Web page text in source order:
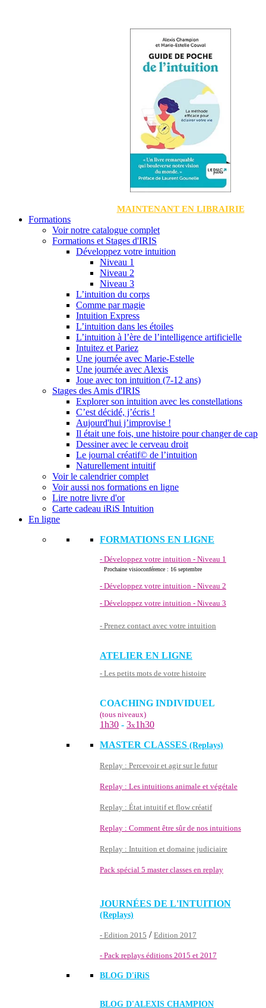
MAINTENANT EN LIBRAIRIE
Formations
Voir notre catalogue complet
Formations et Stages d'IRIS
Développez votre intuition
Niveau 1
Niveau 2
Niveau 3
L’intuition du corps
Comme par magie
Intuition Express
L’intuition dans les étoiles
L’intuition à l’ère de l’intelligence artificielle
Intuitez et Pariez
Une journée avec Marie-Estelle
Une journée avec Alexis
Joue avec ton intuition (7-12 ans)
Stages des Amis d'IRIS
Explorer son intuition avec les constellations
C’est décidé, j’écris !
Aujourd'hui j’improvise !
Il était une fois, une histoire pour changer de cap
Dessiner avec le cerveau droit
Le journal créatif© de l’intuition
Naturellement intuitif
Voir le calendrier complet
Voir aussi nos formations en ligne
Lire notre livre d'or
Carte cadeau iRiS Intuition
En ligne
FORMATIONS EN LIGNE
- Développez votre intuition - Niveau 1
Prochaine visioconférence : 16 septembre
- Développez votre intuition - Niveau 2
- Développez votre intuition - Niveau 3
- Prenez contact avec votre intuition
ATELIER EN LIGNE
- Les petits mots de votre histoire
COACHING INDIVIDUEL
(tous niveaux)
1h30 - 3x1h30
MASTER CLASSES (Replays)
Replay : Percevoir et agir sur le futur
Replay : Les intuitions animale et végétale
Replay : État intuitif et flow créatif
Replay : Comment être sûr de nos intuitions
Replay : Intuition et domaine judiciaire
Pack spécial 5 master classes en replay
JOURNÉES DE L'INTUITION
(Replays)
- Edition 2015 / Edition 2017
- Pack replays éditions 2015 et 2017
BLOG D'iRiS
BLOG D'ALEXIS CHAMPION